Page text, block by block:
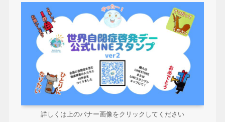
詳しくは上のバナー画像をクリックしてください